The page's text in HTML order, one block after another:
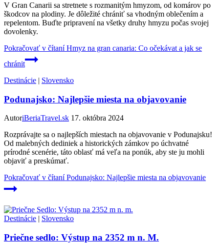
V Gran Canarii sa stretnete s rozmanitým hmyzom, od komárov po
škodcov na plodiny. Je dôležité chrániť sa vhodným oblečením a
repelentom. Buďte pripravení na všetky druhy hmyzu počas svojej
dovolenky.
Pokračovať v čítaníHmyz na gran canaria: Co očekávat a jak se
chránit
Destinácie | Slovensko
Podunajsko: Najlepšie miesta na objavovanie
AutoriBeriaTravel.sk 17. októbra 2024
Rozprávajte sa o najlepších miestach na objavovanie v Podunajsku!
Od malebných dediniek a historických zámkov po úchvatné
prírodné scenérie, táto oblasť má veľa na ponúk, aby ste ju mohli
objaviť a preskúmať.
Pokračovať v čítaníPodunajsko: Najlepšie miesta na objavovanie
Destinácie | Slovensko
Priečne sedlo: Výstup na 2352 m n. M.